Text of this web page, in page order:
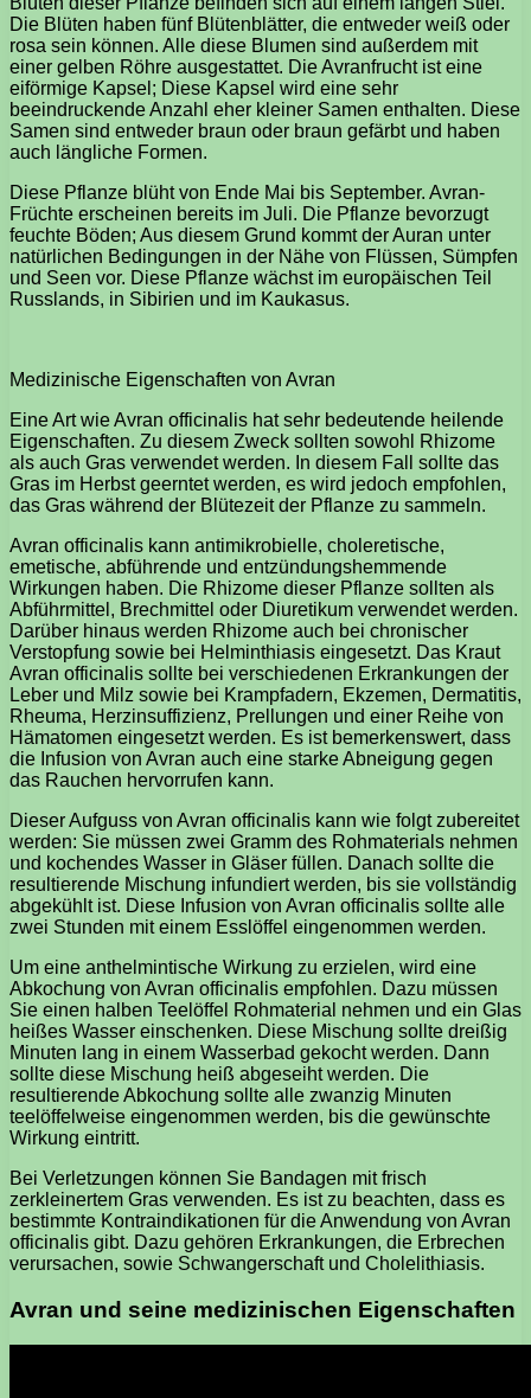
Die Blüten haben fünf Blütenblätter, die entweder weiß oder
rosa sein können. Alle diese Blumen sind außerdem mit
einer gelben Röhre ausgestattet. Die Avranfrucht ist eine
eiförmige Kapsel; Diese Kapsel wird eine sehr
beeindruckende Anzahl eher kleiner Samen enthalten. Diese
Samen sind entweder braun oder braun gefärbt und haben
auch längliche Formen.
Diese Pflanze blüht von Ende Mai bis September. Avran-
Früchte erscheinen bereits im Juli. Die Pflanze bevorzugt
feuchte Böden; Aus diesem Grund kommt der Auran unter
natürlichen Bedingungen in der Nähe von Flüssen, Sümpfen
und Seen vor. Diese Pflanze wächst im europäischen Teil
Russlands, in Sibirien und im Kaukasus.
Medizinische Eigenschaften von Avran
Eine Art wie Avran officinalis hat sehr bedeutende heilende
Eigenschaften. Zu diesem Zweck sollten sowohl Rhizome
als auch Gras verwendet werden. In diesem Fall sollte das
Gras im Herbst geerntet werden, es wird jedoch empfohlen,
das Gras während der Blütezeit der Pflanze zu sammeln.
Avran officinalis kann antimikrobielle, choleretische,
emetische, abführende und entzündungshemmende
Wirkungen haben. Die Rhizome dieser Pflanze sollten als
Abführmittel, Brechmittel oder Diuretikum verwendet werden.
Darüber hinaus werden Rhizome auch bei chronischer
Verstopfung sowie bei Helminthiasis eingesetzt. Das Kraut
Avran officinalis sollte bei verschiedenen Erkrankungen der
Leber und Milz sowie bei Krampfadern, Ekzemen, Dermatitis,
Rheuma, Herzinsuffizienz, Prellungen und einer Reihe von
Hämatomen eingesetzt werden. Es ist bemerkenswert, dass
die Infusion von Avran auch eine starke Abneigung gegen
das Rauchen hervorrufen kann.
Dieser Aufguss von Avran officinalis kann wie folgt zubereitet
werden: Sie müssen zwei Gramm des Rohmaterials nehmen
und kochendes Wasser in Gläser füllen. Danach sollte die
resultierende Mischung infundiert werden, bis sie vollständig
abgekühlt ist. Diese Infusion von Avran officinalis sollte alle
zwei Stunden mit einem Esslöffel eingenommen werden.
Um eine anthelmintische Wirkung zu erzielen, wird eine
Abkochung von Avran officinalis empfohlen. Dazu müssen
Sie einen halben Teelöffel Rohmaterial nehmen und ein Glas
heißes Wasser einschenken. Diese Mischung sollte dreißig
Minuten lang in einem Wasserbad gekocht werden. Dann
sollte diese Mischung heiß abgeseiht werden. Die
resultierende Abkochung sollte alle zwanzig Minuten
teelöffelweise eingenommen werden, bis die gewünschte
Wirkung eintritt.
Bei Verletzungen können Sie Bandagen mit frisch
zerkleinertem Gras verwenden. Es ist zu beachten, dass es
bestimmte Kontraindikationen für die Anwendung von Avran
officinalis gibt. Dazu gehören Erkrankungen, die Erbrechen
verursachen, sowie Schwangerschaft und Cholelithiasis.
Avran und seine medizinischen Eigenschaften